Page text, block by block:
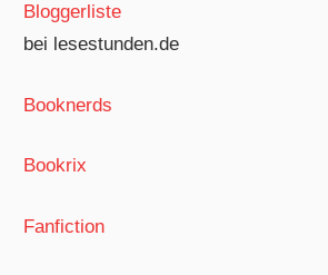
Bloggerliste
bei lesestunden.de
Booknerds
Bookrix
Fanfiction